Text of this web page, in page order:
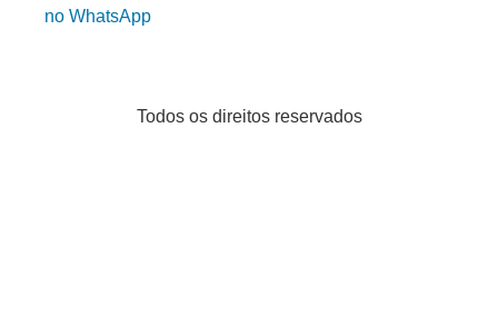
no WhatsApp
Todos os direitos reservados